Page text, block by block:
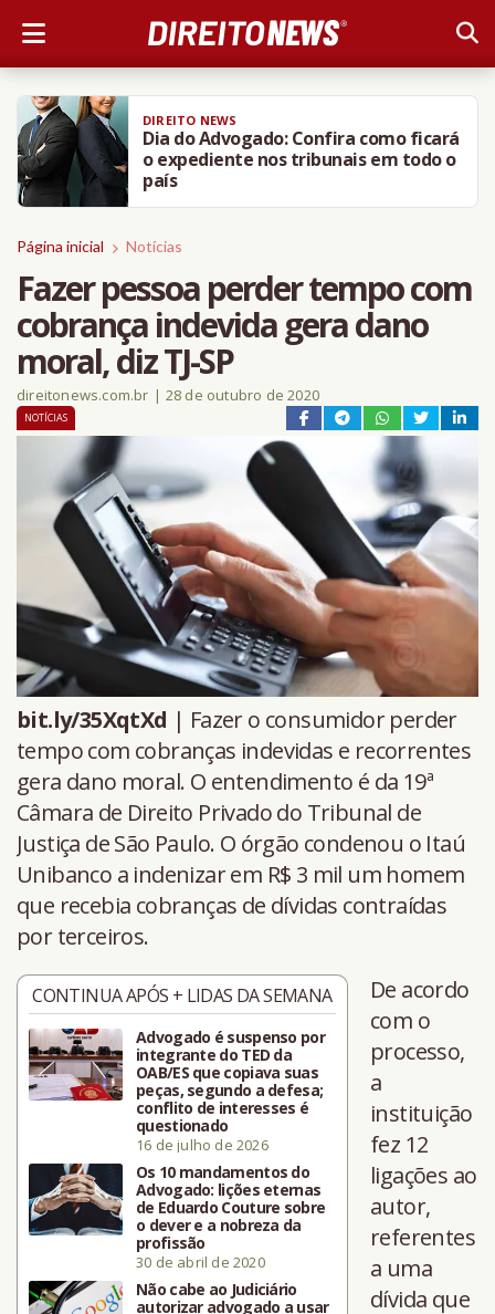
DIREITO NEWS
Dia do Advogado: Confira como ficará
o expediente nos tribunais em todo o
país
Página inicial Notícias
Fazer pessoa perder tempo com
cobrança indevida gera dano
moral, diz TJ-SP
direitonews.com.br | 28 de outubro de 2020
NOTÍCIAS
bit.ly/35XqtXd | Fazer o consumidor perder
tempo com cobranças indevidas e recorrentes
gera dano moral. O entendimento é da 19ª
Câmara de Direito Privado do Tribunal de
Justiça de São Paulo. O órgão condenou o Itaú
Unibanco a indenizar em R$ 3 mil um homem
que recebia cobranças de dívidas contraídas
por terceiros.
CONTINUA APÓS + LIDAS DA SEMANA
Advogado é suspenso por
integrante do TED da
OAB/ES que copiava suas
peças, segundo a defesa;
conflito de interesses é
questionado
16 de julho de 2026
Os 10 mandamentos do
Advogado: lições eternas
de Eduardo Couture sobre
o dever e a nobreza da
profissão
30 de abril de 2020
Não cabe ao Judiciário
autorizar advogado a usar
De acordo
com o
processo,
a
instituição
fez 12
ligações ao
autor,
referentes
a uma
dívida que